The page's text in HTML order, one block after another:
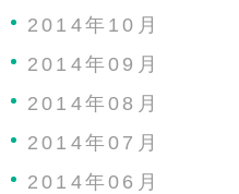
2014年10月
2014年09月
2014年08月
2014年07月
2014年06月